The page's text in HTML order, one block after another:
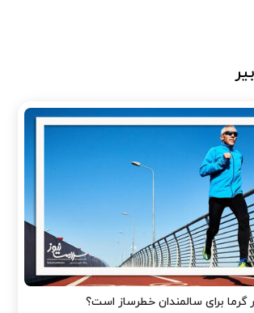
برای سالمندان خطرساز است؟